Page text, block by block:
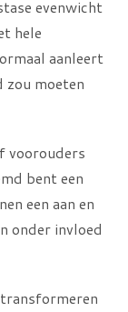
evenwicht
hele
aanleert
moeten
voorouders
bent een
een aan en
onder invloed
transformeren